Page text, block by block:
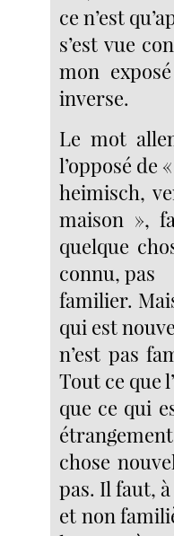
ce n’est
s’est vue
mon
inverse.
Le mot
l’opposé de
heimisch,
maison »,
quelque
connu, pas
familier.
qui est
n’est pas
Tout ce que
que ce qui
chose
pas. Il faut,
et non